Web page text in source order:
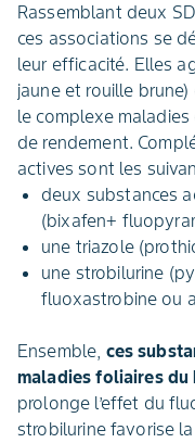
Rassemblant deux
ces associations se
leur efficacité. Elles
jaune et rouille
le complexe
de rendement.
actives sont les
deux substances
(bixafen+
une triazole
une strobilurine
fluoxastrobine ou
Ensemble, ces
maladies foliaires
prolonge l’effet du
strobilurine favorise